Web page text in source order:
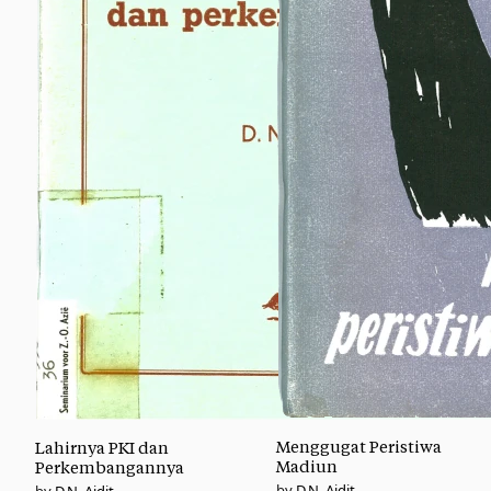
Lahirnya PKI dan
Perkembangannya
Menggugat Peristiwa
Madiun